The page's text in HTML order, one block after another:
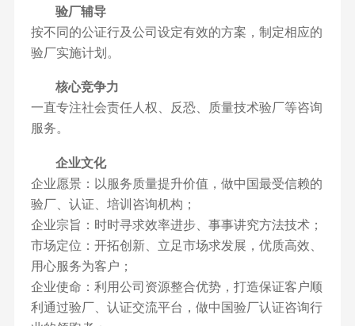
验厂辅导
按不同的公证行及公司设定有效的方案，制定相应的
验厂实施计划。
核心竞争力
一直专注社会责任人权、反恐、质量技术验厂等咨询
服务。
企业文化
企业愿景：以服务质量提升价值，做中国最受信赖的
验厂、认证、培训咨询机构；
企业宗旨：时时寻求效率进步、事事讲究方法技术；
市场定位：开拓创新、立足市场求发展，优质高效、
用心服务为客户；
企业使命：利用公司资源整合优势，打造保证客户顺
利通过验厂、认证交流平台，做中国验厂认证咨询行